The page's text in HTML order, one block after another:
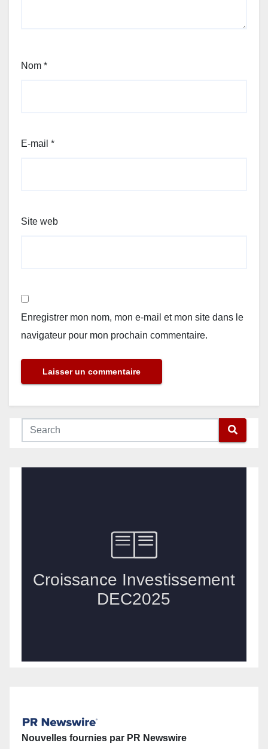
Nom *
E-mail *
Site web
Enregistrer mon nom, mon e-mail et mon site dans le
navigateur pour mon prochain commentaire.
Nouvelles fournies par PR Newswire